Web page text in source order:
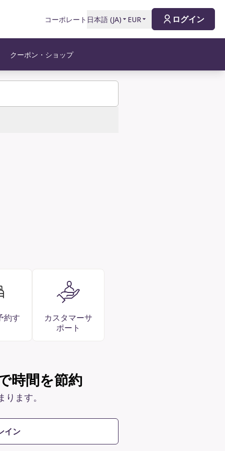
コーポレート 日本語 (JA) EUR ログイン
クーポン・ショップ
約す
カスタマーサ
ポート
時間を節約
ります。
イン